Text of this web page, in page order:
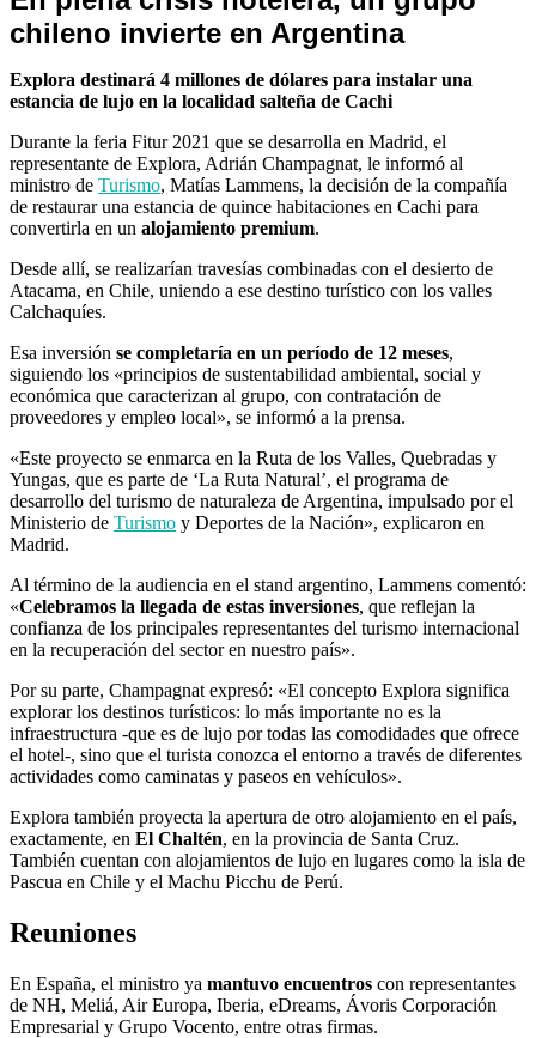
chileno invierte en Argentina
Explora destinará 4 millones de dólares para instalar una
estancia de lujo en la localidad salteña de Cachi
Durante la feria Fitur 2021 que se desarrolla en Madrid, el
representante de Explora, Adrián Champagnat, le informó al
ministro de Turismo, Matías Lammens, la decisión de la compañía
de restaurar una estancia de quince habitaciones en Cachi para
convertirla en un alojamiento premium.
Desde allí, se realizarían travesías combinadas con el desierto de
Atacama, en Chile, uniendo a ese destino turístico con los valles
Calchaquíes.
Esa inversión se completaría en un período de 12 meses,
siguiendo los «principios de sustentabilidad ambiental, social y
económica que caracterizan al grupo, con contratación de
proveedores y empleo local», se informó a la prensa.
«Este proyecto se enmarca en la Ruta de los Valles, Quebradas y
Yungas, que es parte de ‘La Ruta Natural’, el programa de
desarrollo del turismo de naturaleza de Argentina, impulsado por el
Ministerio de Turismo y Deportes de la Nación», explicaron en
Madrid.
Al término de la audiencia en el stand argentino, Lammens comentó:
«Celebramos la llegada de estas inversiones, que reflejan la
confianza de los principales representantes del turismo internacional
en la recuperación del sector en nuestro país».
Por su parte, Champagnat expresó: «El concepto Explora significa
explorar los destinos turísticos: lo más importante no es la
infraestructura -que es de lujo por todas las comodidades que ofrece
el hotel-, sino que el turista conozca el entorno a través de diferentes
actividades como caminatas y paseos en vehículos».
Explora también proyecta la apertura de otro alojamiento en el país,
exactamente, en El Chaltén, en la provincia de Santa Cruz.
También cuentan con alojamientos de lujo en lugares como la isla de
Pascua en Chile y el Machu Picchu de Perú.
Reuniones
En España, el ministro ya mantuvo encuentros con representantes
de NH, Meliá, Air Europa, Iberia, eDreams, Ávoris Corporación
Empresarial y Grupo Vocento, entre otras firmas.